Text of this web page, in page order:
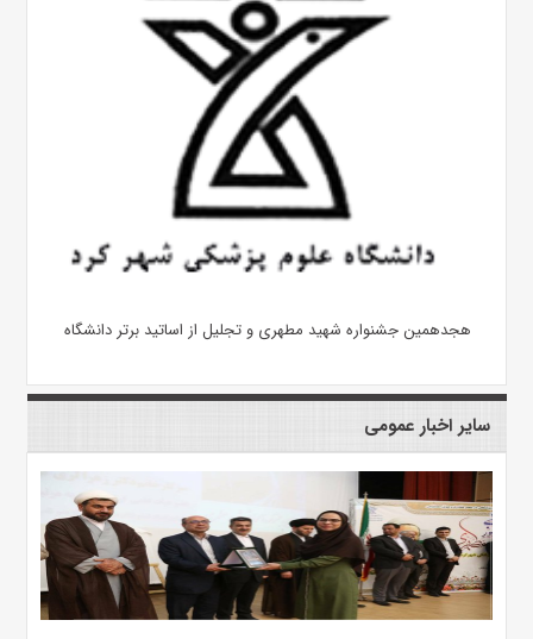
هجدهمین جشنواره شهید مطهری و تجلیل از اساتید برتر دانشگاه
سایر اخبار عمومی